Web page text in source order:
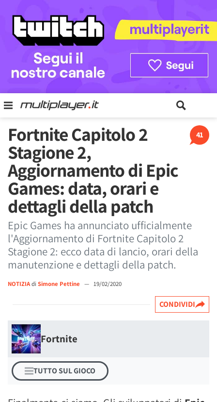
41
Fortnite Capitolo 2
Stagione 2,
Aggiornamento di Epic
Games: data, orari e
dettagli della patch
Epic Games ha annunciato ufficialmente
l'Aggiornamento di Fortnite Capitolo 2
Stagione 2: ecco data di lancio, orari della
manutenzione e dettagli della patch.
NOTIZIAdi Simone Pettine — 19/02/2020
CONDIVIDI
Fortnite
TUTTO SUL GIOCO